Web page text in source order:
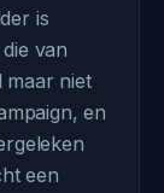
is
van
maar niet
en
een